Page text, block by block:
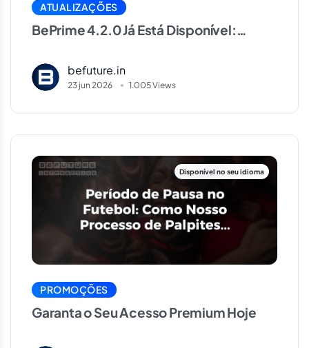
ATUALIZAÇÕES
BePrime 4.2.0 Já Está Disponível:
Votação e Análises Avançadas de
Jogos
befuture.in
23 jun 2026 1.005 Views
PROMOÇÕES
Garanta o Seu Acesso Premium Hoje